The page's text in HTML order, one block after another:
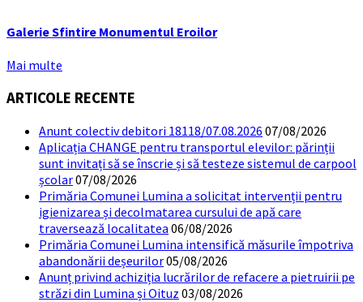
Galerie Sfintire Monumentul Eroilor
Mai multe
ARTICOLE RECENTE
Anunt colectiv debitori 18118/07.08.2026 07/08/2026
Aplicația CHANGE pentru transportul elevilor: părinții
sunt invitați să se înscrie și să testeze sistemul de carpool
școlar07/08/2026
Primăria Comunei Lumina a solicitat intervenții pentru
igienizarea și decolmatarea cursului de apă care
traversează localitatea 06/08/2026
Primăria Comunei Lumina intensifică măsurile împotriva
abandonării deșeurilor05/08/2026
Anunț privind achiziția lucrărilor de refacere a pietruirii pe
străzi din Lumina și Oituz 03/08/2026